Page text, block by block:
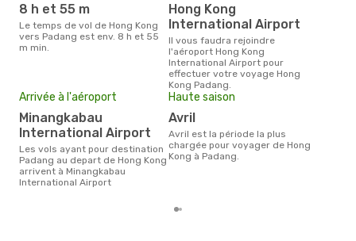
8 h et 55 m
Le temps de vol de Hong Kong
vers Padang est env. 8 h et 55
m min.
Hong Kong
International Airport
Il vous faudra rejoindre
l'aéroport Hong Kong
International Airport pour
effectuer votre voyage Hong
Kong Padang.
Arrivée à l'aéroport
Minangkabau
International Airport
Les vols ayant pour destination
Padang au depart de Hong Kong
arrivent à Minangkabau
International Airport
Haute saison
avril
avril est la période la plus
chargée pour voyager de Hong
Kong à Padang.